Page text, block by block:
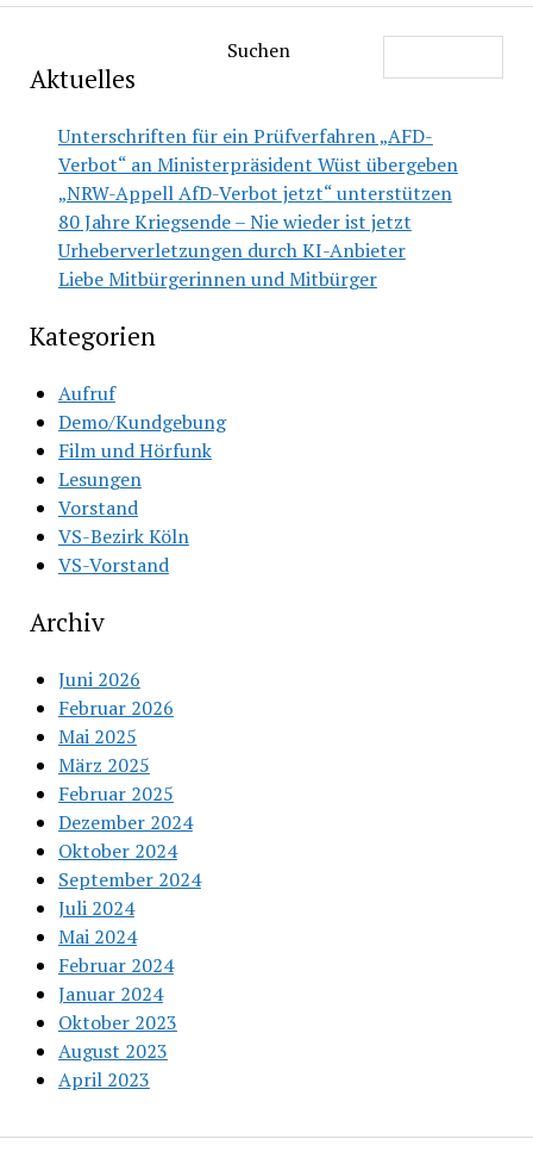
Suchen
Aktuelles
Unterschriften für ein Prüfverfahren „AFD-
Verbot“ an Ministerpräsident Wüst übergeben
„NRW-Appell AfD-Verbot jetzt“ unterstützen
80 Jahre Kriegsende – Nie wieder ist jetzt
Urheberverletzungen durch KI-Anbieter
Liebe Mitbürgerinnen und Mitbürger
Kategorien
Aufruf
Demo/Kundgebung
Film und Hörfunk
Lesungen
Vorstand
VS-Bezirk Köln
VS-Vorstand
Archiv
Juni 2026
Februar 2026
Mai 2025
März 2025
Februar 2025
Dezember 2024
Oktober 2024
September 2024
Juli 2024
Mai 2024
Februar 2024
Januar 2024
Oktober 2023
August 2023
April 2023